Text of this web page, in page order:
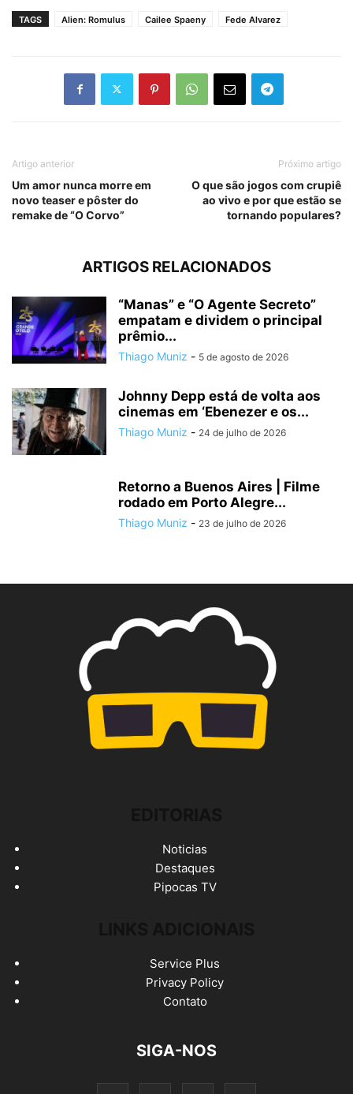
TAGS Alien: Romulus Cailee Spaeny Fede Alvarez
Artigo anterior
Um amor nunca morre em
novo teaser e pôster do
remake de “O Corvo”
Próximo artigo
O que são jogos com crupiê
ao vivo e por que estão se
tornando populares?
ARTIGOS RELACIONADOS
“Manas” e “O Agente Secreto”
empatam e dividem o principal
prêmio...
Thiago Muniz - 5 de agosto de 2026
Johnny Depp está de volta aos
cinemas em ‘Ebenezer e os...
Thiago Muniz - 24 de julho de 2026
Retorno a Buenos Aires | Filme
rodado em Porto Alegre...
Thiago Muniz - 23 de julho de 2026
Noticias
Destaques
Pipocas TV
Service Plus
Privacy Policy
Contato
SIGA-NOS